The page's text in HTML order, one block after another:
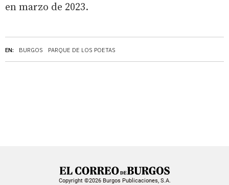
EN: BURGOS PARQUE DE LOS POETAS
en marzo de 2023.
Copyright ©2026 Burgos Publicaciones, S.A.